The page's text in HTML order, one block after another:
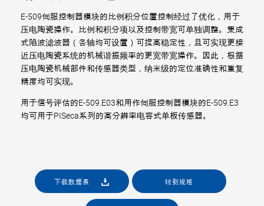
E-509伺服控制器模块的比例积分位置控制经过了优化，用于
压电陶瓷操作。比例和积分项以及控制带宽可单独调整。集成
式陷波滤波器（各轴均可设置）可提高稳定性，且可实现更接
近压电陶瓷系统的机械谐振频率的更宽带宽操作。因此，根据
压电陶瓷机械部件和传感器类型，纳米级的定位准确性和重复
精度均可实现。
用于信号评估的E-509.E03和用作伺服控制器模块的E-509.E3
均可用于PISeca系列的高分辨率电容式单板传感器。
下载数据表 转到规格